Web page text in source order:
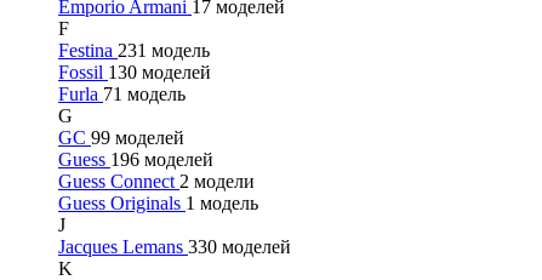
Emporio Armani 17 моделей
F
Festina 231 модель
Fossil 130 моделей
Furla 71 модель
G
GC 99 моделей
Guess 196 моделей
Guess Connect 2 модели
Guess Originals 1 модель
J
Jacques Lemans 330 моделей
K